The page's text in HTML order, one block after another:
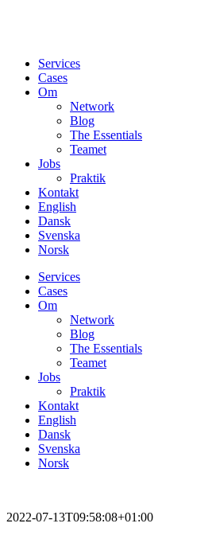
Services
Cases
Om
Network
Blog
The Essentials
Teamet
Jobs
Praktik
Kontakt
English
Dansk
Svenska
Norsk
Services
Cases
Om
Network
Blog
The Essentials
Teamet
Jobs
Praktik
Kontakt
English
Dansk
Svenska
Norsk
2022-07-13T09:58:08+01:00